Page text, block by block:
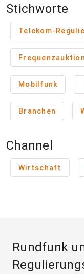
Stichworte
Telekom-
Frequenzauktion
Mobilfunk
Branchen
Channel
Wirtschaft
Rundfunk